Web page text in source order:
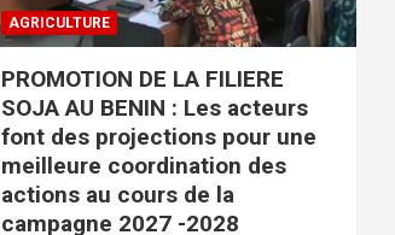
AGRICULTURE
PROMOTION DE LA FILIERE
SOJA AU BENIN : Les acteurs
font des projections pour une
meilleure coordination des
actions au cours de la
campagne 2027 -2028